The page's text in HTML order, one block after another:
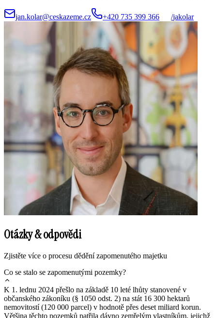
jan.kolar@ceskazeme.cz +420 735 399 366 /jakolar
Otázky & odpovědi
Zjistěte více o procesu dědění zapomenutého majetku
Co se stalo se zapomenutými pozemky?
K 1. lednu 2024 přešlo na základě 10 leté lhůty stanovené v
občanského zákoníku (§ 1050 odst. 2) na stát 16 300 hektarů
nemovitostí (120 000 parcel) v hodnotě přes deset miliard korun.
Většina těchto pozemků patřila dávno zemřelým vlastníkům, jejichž